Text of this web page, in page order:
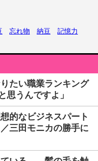
忘れ物 納豆 記憶力
たい職業ランキング
思うんですよ」
的なビジネスパート
三田モニカの勝手に